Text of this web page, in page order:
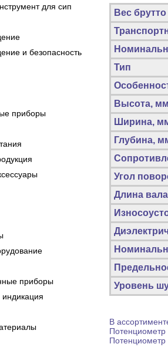
для сип
и безопасность
приборы
приборы
Вес брутто
Тип
Высота, мм
Ширина,
Глубина,
Угол
Длина
Уровень
В
Потенциометр
Потенциометр